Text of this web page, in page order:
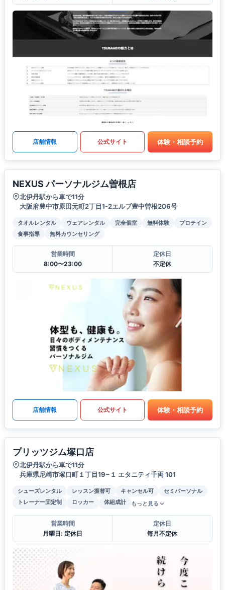
店舗情報 公式サイト 体験・相談予約
NEXUS パーソナルジム曽根店
北伊丹駅から車で11分
大阪府豊中市原田元町2丁目1-2エルブ豊中曽根206号
タオルレンタル ウェアレンタル 完全個室 無料体験
プロテイン
食事指導
無料カウンセリング
営業時間
8:00〜23:00
定休日
不定休
店舗情報 公式サイト 体験・相談予約
プリッツジム塚口店
北伊丹駅から車で11分
兵庫県尼崎市塚口町１丁目19−１ エタニティ千両 101
シューズレンタル レッスン振替可 キャンセル可
セミパーソナル
トレーナー固定制
ロッカー 体組成計 もっと見る
営業時間
月曜日: 定休日
定休日
毎月不定休